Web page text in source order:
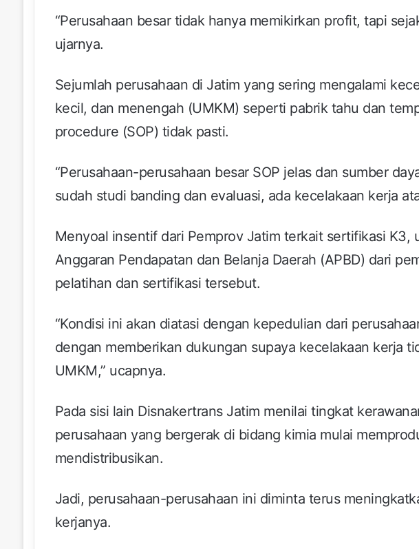
“Perusahaan besar tidak hanya memikirkan profit, tapi
ujarnya.
Sejumlah perusahaan di Jatim yang sering mengalami
kecil, dan menengah (UMKM) seperti pabrik tahu dan
procedure (SOP) tidak pasti.
“Perusahaan-perusahaan besar SOP jelas dan sumber
sudah studi banding dan evaluasi, ada kecelakaan kerja
Menyoal insentif dari Pemprov Jatim terkait sertifikasi K3,
Anggaran Pendapatan dan Belanja Daerah (APBD) dari
pelatihan dan sertifikasi tersebut.
“Kondisi ini akan diatasi dengan kepedulian dari
dengan memberikan dukungan supaya kecelakaan kerja
UMKM,” ucapnya.
Pada sisi lain Disnakertrans Jatim menilai tingkat
perusahaan yang bergerak di bidang kimia mulai
mendistribusikan.
Jadi, perusahaan-perusahaan ini diminta terus
kerjanya.